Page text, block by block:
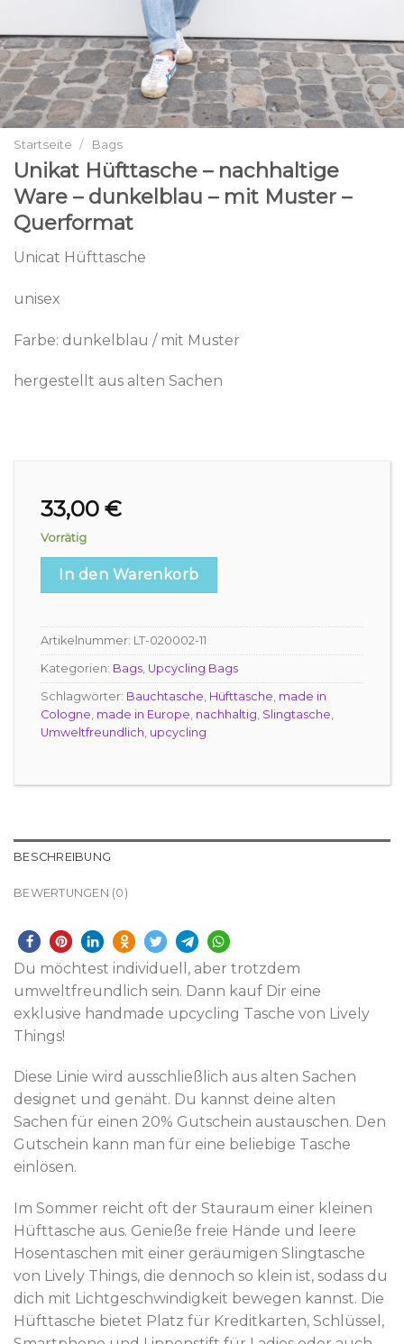
Add to
Startseite / Bags
Unikat Hüfttasche – nachhaltige
Ware – dunkelblau – mit Muster –
Querformat
Unicat Hüfttasche
unisex
Farbe: dunkelblau / mit Muster
hergestellt aus alten Sachen
33,00 €
Vorrätig
In den Warenkorb
Artikelnummer: LT-020002-11
Kategorien: Bags Upcycling Bags
Schlagwörter: Bauchtasche Hüfttasche made in
Cologne made in Europe nachhaltig Slingtasche
Umweltfreundlich upcycling
BESCHREIBUNG
BEWERTUNGEN (0)
Du möchtest individuell, aber trotzdem
umweltfreundlich sein. Dann kauf Dir eine
exklusive handmade upcycling Tasche von Lively
Things!
Diese Linie wird ausschließlich aus alten Sachen
designet und genäht. Du kannst deine alten
Sachen für einen 20% Gutschein austauschen. Den
Gutschein kann man für eine beliebige Tasche
einlösen.
Im Sommer reicht oft der Stauraum einer kleinen
Hüfttasche aus. Genieße freie Hände und leere
Hosentaschen mit einer geräumigen Slingtasche
von Lively Things, die dennoch so klein ist, sodass du
dich mit Lichtgeschwindigkeit bewegen kannst. Die
Hüfttasche bietet Platz für Kreditkarten, Schlüssel,